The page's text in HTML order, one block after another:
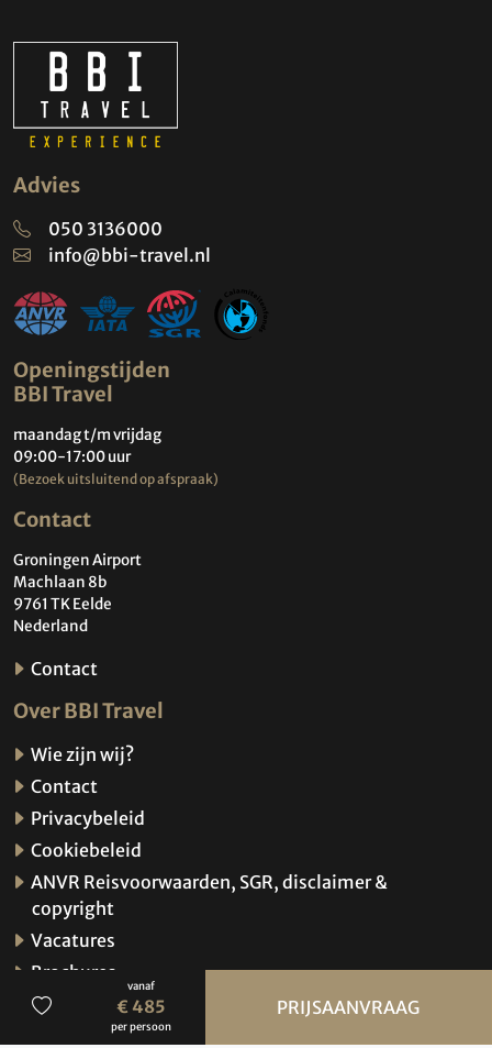
vanaf
€ 485
per persoon
PRIJSAANVRAAG
Advies
050 3136000
info@bbi-travel.nl
Openingstijden
BBI Travel
maandag t/m vrijdag
09:00-17:00 uur
(Bezoek uitsluitend op afspraak)
Contact
Groningen Airport
Machlaan 8b
9761 TK Eelde
Nederland
Contact
Over BBI Travel
Wie zijn wij?
Contact
Privacybeleid
Cookiebeleid
ANVR Reisvoorwaarden, SGR, disclaimer &
copyright
Vacatures
Brochures
Verzekeringen
Hoe werkt de website?